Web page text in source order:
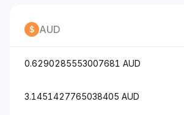
AUD
0.6290285553007681 AUD
3.1451427765038405 AUD